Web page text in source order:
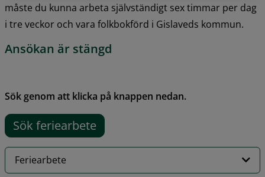
måste du kunna arbeta självständigt sex timmar per dag
i tre veckor och vara folkbokförd i Gislaveds kommun.
Ansökan är stängd
Sök genom att klicka på knappen nedan.
Sök feriearbete
(länk till annan webbplats)
Feriearbete